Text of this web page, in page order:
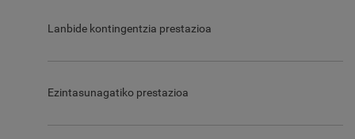
Lanbide kontingentzia prestazioa
Ezintasunagatiko prestazioa